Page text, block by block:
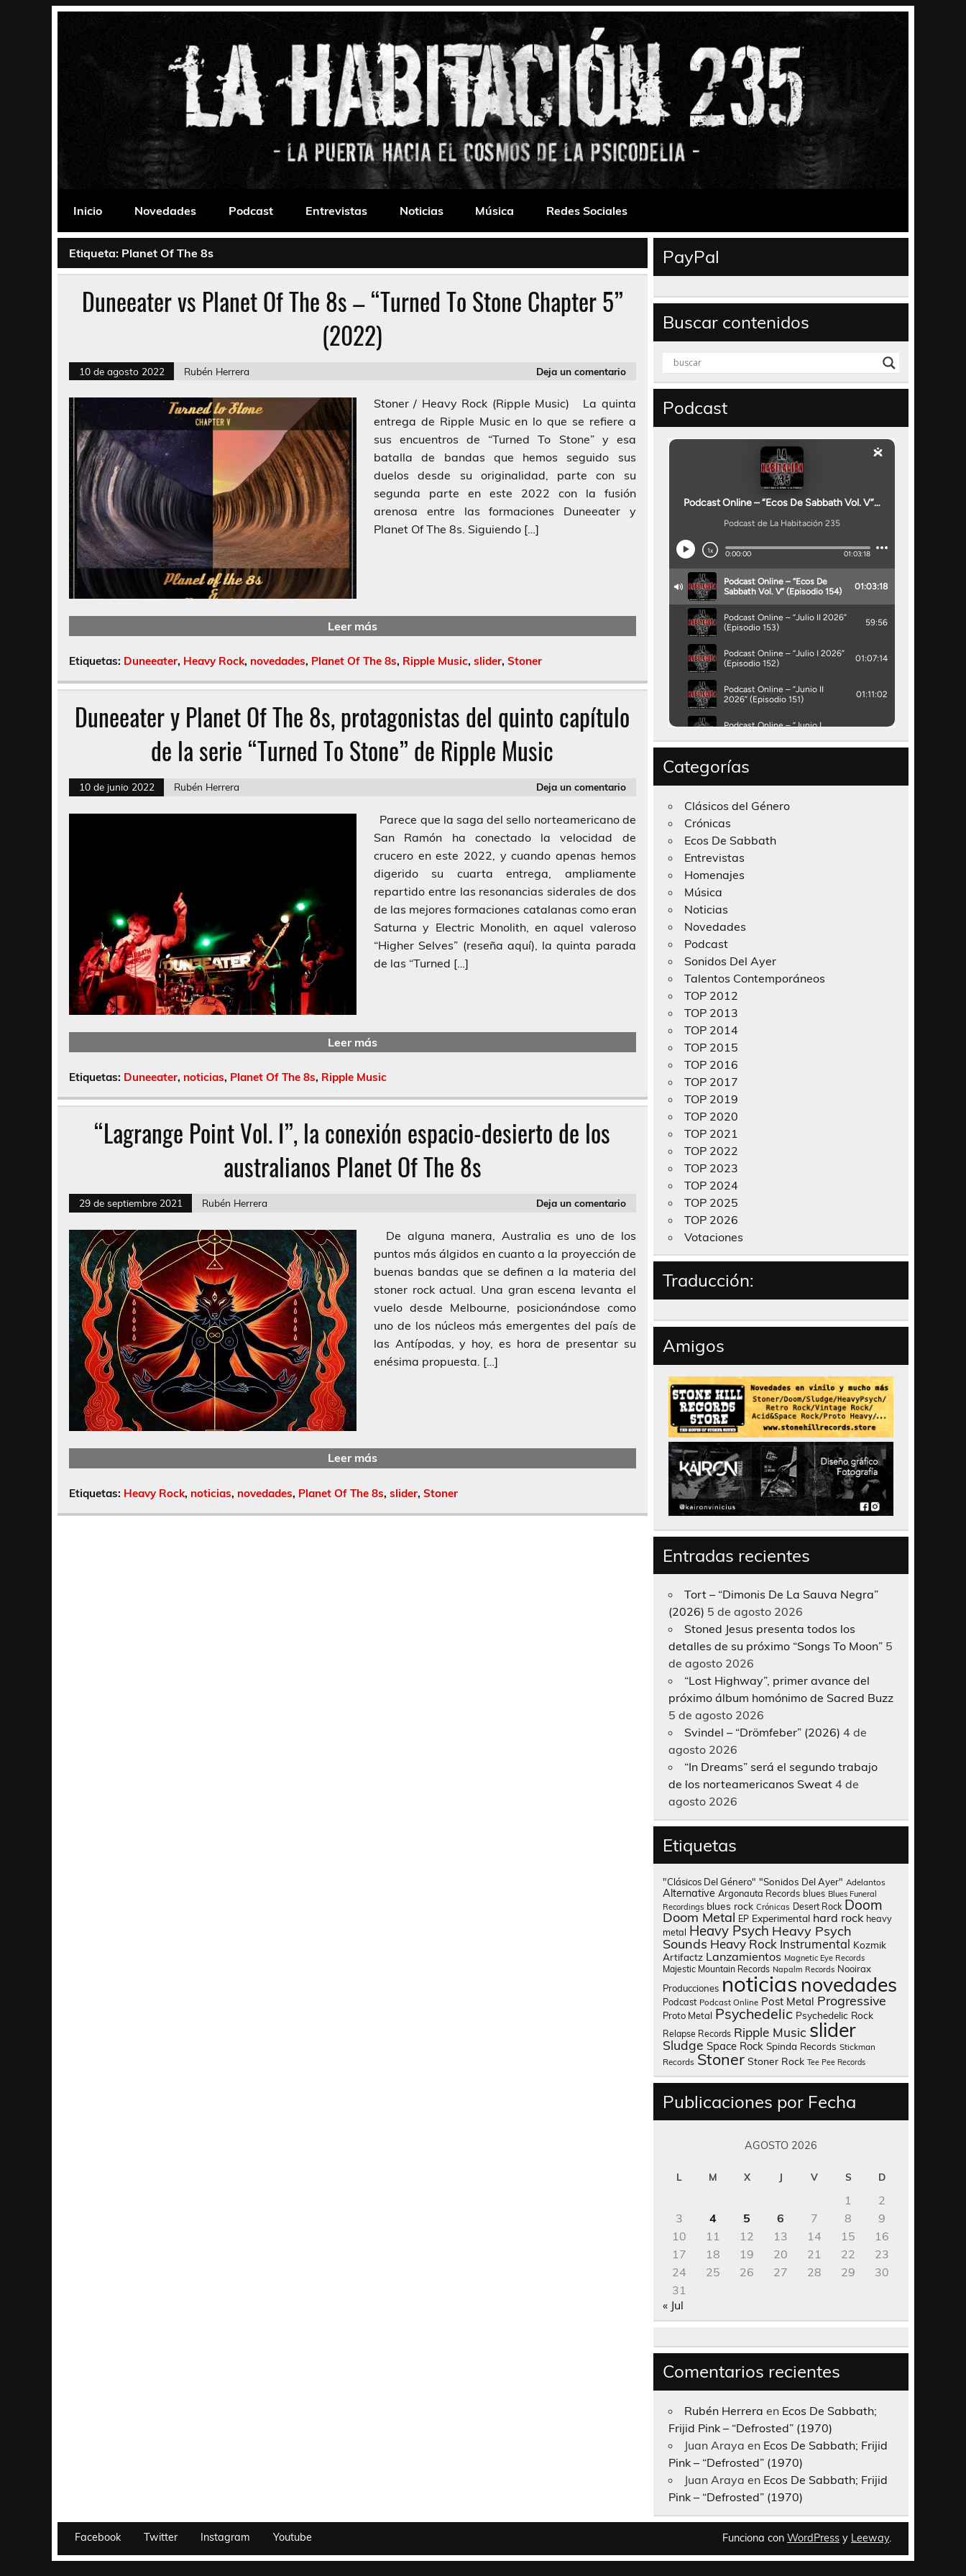
La Habitación 235
Inicio
Novedades Podcast Entrevistas Noticias Música Redes Sociales
Etiqueta: Planet Of The 8s
Duneeater vs Planet Of The 8s – “Turned To Stone Chapter 5”
(2022)
10 de agosto 2022 Rubén Herrera Deja un comentario
Stoner / Heavy Rock (Ripple Music) La quinta
entrega de Ripple Music en lo que se refiere a
sus encuentros de “Turned To Stone” y esa
batalla de bandas que hemos seguido sus
duelos desde su originalidad, parte con su
segunda parte en este 2022 con la fusión
arenosa entre las formaciones Duneeater y
Planet Of The 8s. Siguiendo […]
Leer más
Etiquetas: Duneeater, Heavy Rock, novedades, Planet Of The 8s, Ripple Music, slider, Stoner
Duneeater y Planet Of The 8s, protagonistas del quinto capítulo
de la serie “Turned To Stone” de Ripple Music
10 de junio 2022 Rubén Herrera Deja un comentario
Parece que la saga del sello norteamericano de
San Ramón ha conectado la velocidad de
crucero en este 2022, y cuando apenas hemos
digerido su cuarta entrega, ampliamente
repartido entre las resonancias siderales de dos
de las mejores formaciones catalanas como eran
Saturna y Electric Monolith, en aquel valeroso
“Higher Selves” (reseña aquí), la quinta parada
de las “Turned […]
Leer más
Etiquetas: Duneeater, noticias, Planet Of The 8s, Ripple Music
“Lagrange Point Vol. I”, la conexión espacio-desierto de los
australianos Planet Of The 8s
29 de septiembre 2021 Rubén Herrera Deja un comentario
De alguna manera, Australia es uno de los
puntos más álgidos en cuanto a la proyección de
buenas bandas que se definen a la materia del
stoner rock actual. Una gran escena levanta el
vuelo desde Melbourne, posicionándose como
uno de los núcleos más emergentes del país de
las Antípodas, y hoy, es hora de presentar su
enésima propuesta. […]
Leer más
Etiquetas: Heavy Rock, noticias, novedades, Planet Of The 8s, slider, Stoner
PayPal
Buscar contenidos
Podcast
Categorías
Clásicos del Género
Crónicas
Ecos De Sabbath
Entrevistas
Homenajes
Música
Noticias
Novedades
Podcast
Sonidos Del Ayer
Talentos Contemporáneos
TOP 2012
TOP 2013
TOP 2014
TOP 2015
TOP 2016
TOP 2017
TOP 2019
TOP 2020
TOP 2021
TOP 2022
TOP 2023
TOP 2024
TOP 2025
TOP 2026
Votaciones
Traducción:
Amigos
Entradas recientes
Tort – “Dimonis De La Sauva Negra”
(2026) 5 de agosto 2026
Stoned Jesus presenta todos los
detalles de su próximo “Songs To Moon” 5
de agosto 2026
“Lost Highway”, primer avance del
próximo álbum homónimo de Sacred Buzz
5 de agosto 2026
Svindel – “Drömfeber” (2026) 4 de
agosto 2026
“In Dreams” será el segundo trabajo
de los norteamericanos Sweat 4 de
agosto 2026
Etiquetas
"Clásicos Del Género" "Sonidos Del Ayer" Adelantos
Alternative Argonauta Records blues Blues Funeral
Recordings blues rock Crónicas Desert Rock Doom
Doom Metal EP Experimental hard rock heavy
metal Heavy Psych Heavy Psych
Sounds Heavy Rock Instrumental Kozmik
Artifactz Lanzamientos Magnetic Eye Records
Majestic Mountain Records Napalm Records Nooirax
Producciones noticias novedades
Podcast Podcast Online Post Metal Progressive
Proto Metal Psychedelic Psychedelic Rock
Relapse Records Ripple Music slider
Sludge Space Rock Spinda Records Stickman
Records Stoner Stoner Rock Tee Pee Records
Publicaciones por Fecha
AGOSTO 2026
L M X J V S D
1
2
3
4 5 6 7 8
9
10
11 12 13 14 15
16
17
18 19 20 21 22
23
24
25 26 27 28 29
30
31
« Jul
Comentarios recientes
Rubén Herrera en Ecos De Sabbath;
Frijid Pink – “Defrosted” (1970)
Juan Araya en Ecos De Sabbath; Frijid
Pink – “Defrosted” (1970)
Juan Araya en Ecos De Sabbath; Frijid
Pink – “Defrosted” (1970)
Facebook Twitter Instagram Youtube Funciona con WordPress y Leeway.